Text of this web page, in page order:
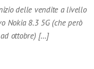
delle vendite a livello
Nokia 8.3 5G (che però
ottobre) […]